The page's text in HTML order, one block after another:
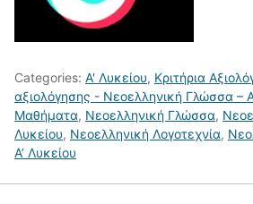
Categories: Α' Λυκείου, Κριτήρια
αξιολόγησης - Νεοελληνική Γλώσσα –
Μαθήματα, Νεοελληνική Γλώσσα,
Λυκείου, Νεοελληνική Λογοτεχνία,
Α’ Λυκείου